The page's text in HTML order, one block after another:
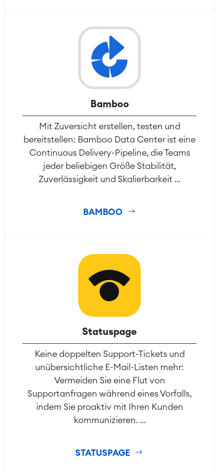
Bamboo
Mit Zuversicht erstellen, testen und
bereitstellen: Bamboo Data Center ist eine
Continuous Delivery-Pipeline, die Teams
jeder beliebigen Größe Stabilität,
Zuverlässigkeit und Skalierbarkeit ...
BAMBOO
Statuspage
Keine doppelten Support-Tickets und
unübersichtliche E-Mail-Listen mehr:
Vermeiden Sie eine Flut von
Supportanfragen während eines Vorfalls,
indem Sie proaktiv mit Ihren Kunden
kommunizieren. ...
STATUSPAGE